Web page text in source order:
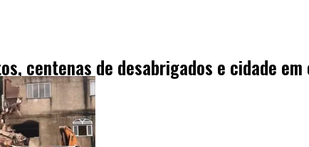
centenas de desabrigados e cidade